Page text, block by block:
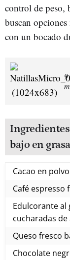
control de peso,
buscan
con un bocado
9
bajo en
Cacao en
Café espresso
Edulcorante al
cucharadas de
Queso fresco
Chocolate